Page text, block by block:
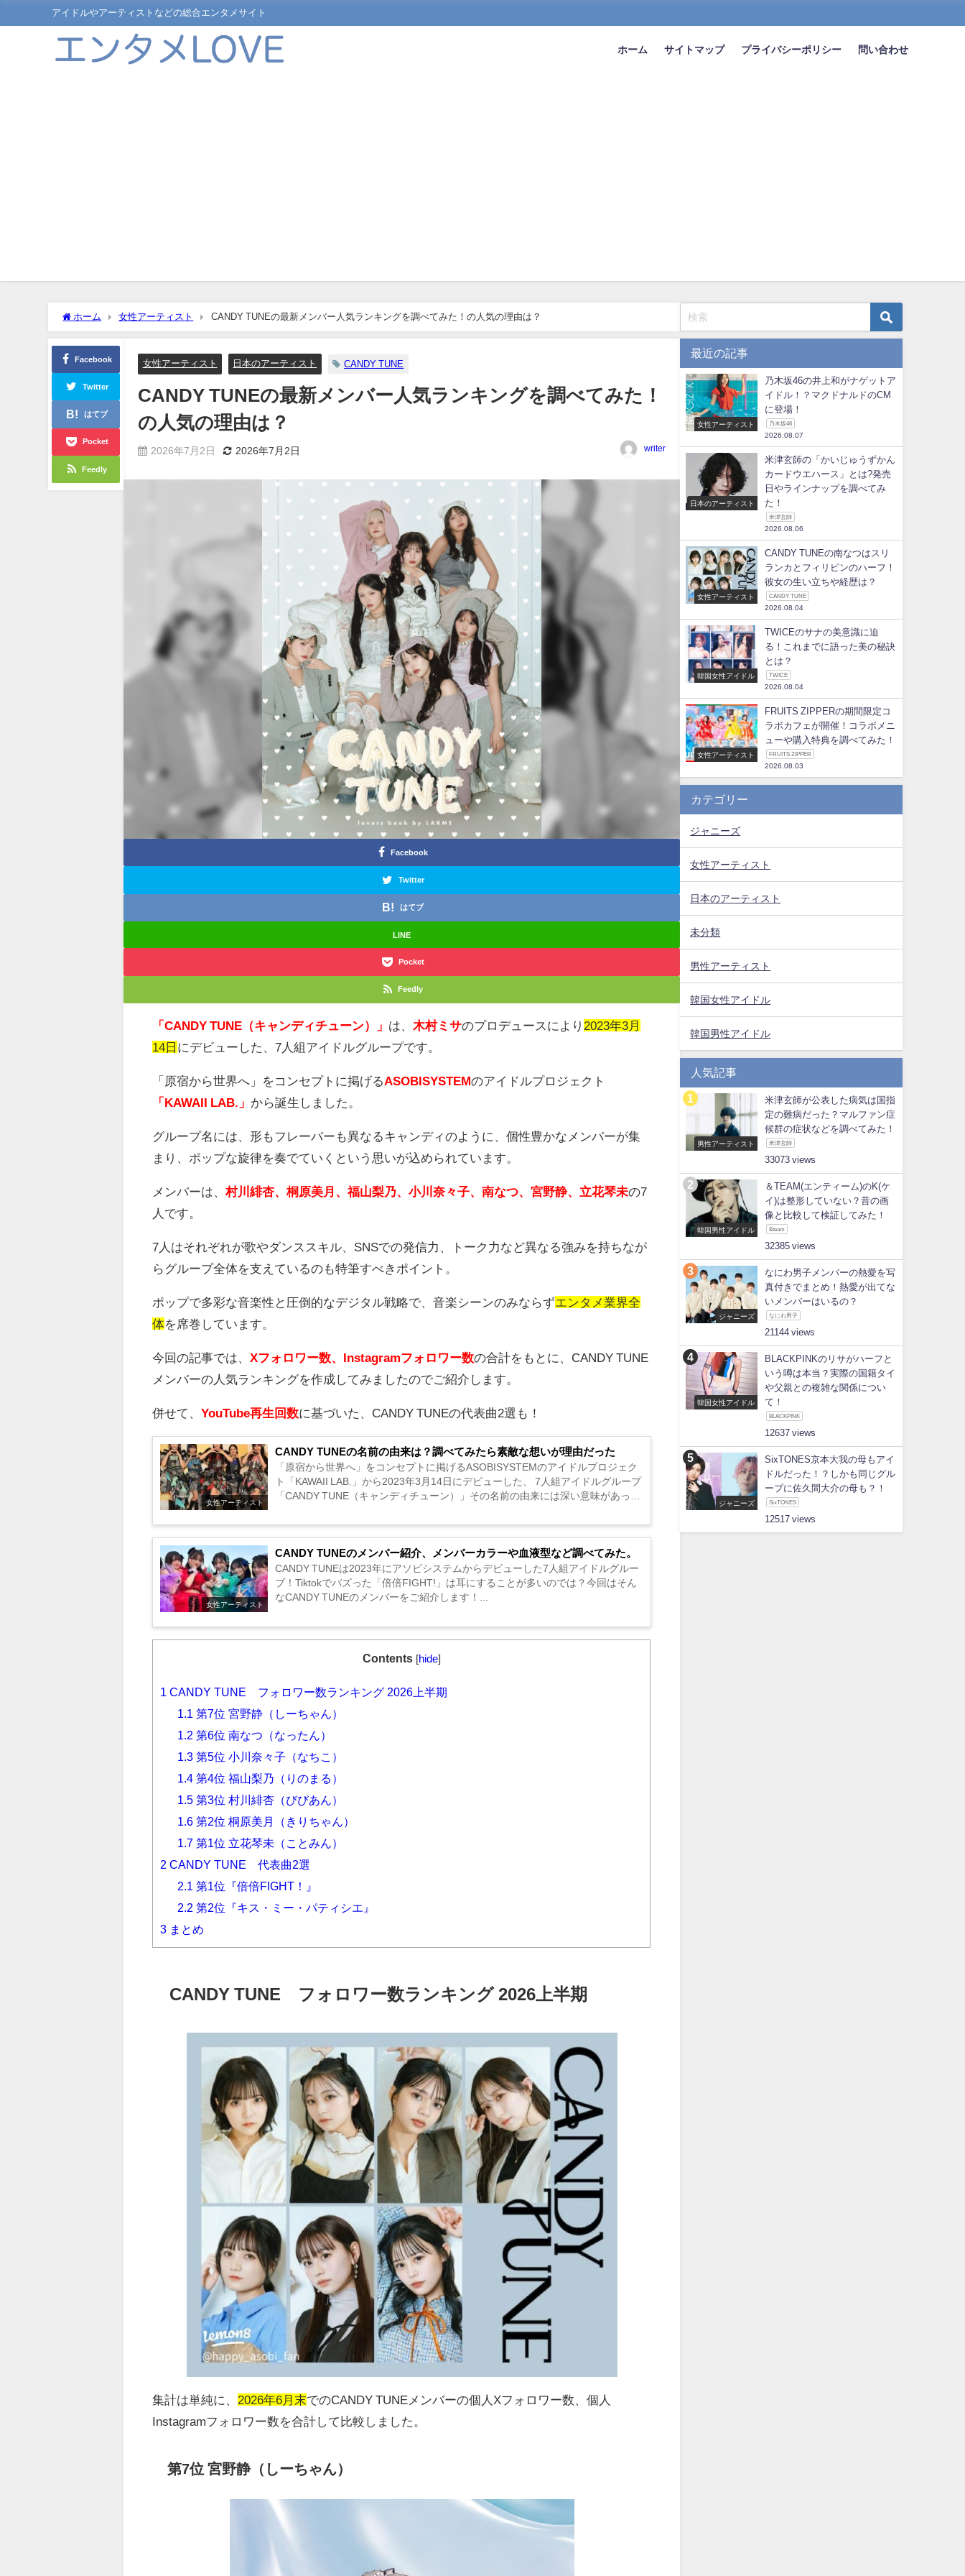
アイドルやアーティストなどの総合エンタメサイト
ホーム サイトマップ プライバシーポリシー 問い合わせ
ホーム 女性アーティスト CANDY TUNEの最新メンバー人気ランキングを調べてみた！の人気の理由は？
Facebook
Twitter
はてブ
Pocket
Feedly
女性アーティスト 日本のアーティスト CANDY TUNE
CANDY TUNEの最新メンバー人気ランキングを調べてみた！
の人気の理由は？
2026年7月2日 2026年7月2日 writer
Facebook
Twitter
はてブ
LINE
Pocket
Feedly
「CANDY TUNE（キャンディチューン）」 は、 木村ミサのプロデュースにより 2023年3月
14日 にデビューした、7 人組アイドルグループです。
「原宿から世界へ」をコンセプトに掲げるASOBISYSTEMのアイドルプロジェクト
「KAWAII LAB.」 から誕生しました。
グループ名には、形もフレーバーも異なるキャンディのように、個性豊かなメンバーが集
まり、ポップな旋律を奏でていくという思いが込められています。
メンバーは、村川緋杏、桐原美月、福山梨乃、小川奈々子、南なつ、宮野静、立花琴未の7
人です。
7 人はそれぞれが歌やダンススキル、 SNSでの発信力、トーク力など異なる強みを持ちなが
らグループ全体を支えているのも特筆すべきポイント。
ポップで多彩な音楽性と圧倒的なデジタル戦略で、音楽シーンのみならずエンタメ業界全
体を席巻しています。
今回の記事では、Xフォロワー数、Instagramフォロワー数の合計をもとに、 CANDY TUNE
メンバーの人気ランキングを作成してみましたのでご紹介します。
併せて、YouTube再生回数に基づいた、CANDY TUNEの代表曲2選も！
女性アーティスト
CANDY TUNEの名前の由来は？調べてみたら素敵な想いが理由だった
「原宿から世界へ」をコンセプトに掲げるASOBISYSTEMのアイドルプロジェク
ト「KAWAII LAB.」から2023年3月14日にデビューした、 7人組アイドルグループ
「CANDY TUNE（キャンディチューン）」その名前の由来には深い意味があった
女性アーティスト
CANDY TUNEのメンバー紹介、メンバーカラーや血液型など調べてみた。
CANDY TUNEは2023年にアソビシステムからデビューした7人組アイドルグルー
プ！Tiktokでバズった「倍倍FIGHT!」は耳にすることが多いのでは？今回はそん
なCANDY TUNEのメンバーをご紹介します！...
Contents [hide]
1 CANDY TUNE フォロワー数ランキング 2026上半期
1.1 第7位 宮野静（しーちゃん）
1.2 第6位 南なつ（なったん）
1.3 第5位 小川奈々子（なちこ）
1.4 第4位 福山梨乃（りのまる）
1.5 第3位 村川緋杏（びびあん）
1.6 第2位 桐原美月（きりちゃん）
1.7 第1位 立花琴未（ことみん）
2 CANDY TUNE 代表曲2選
2.1 第1位『倍倍FIGHT！』
2.2 第2位『キス・ミー・パティシエ』
3 まとめ
CANDY TUNE フォロワー数ランキング 2026上半期
集計は単純に、 2026年6月末でのCANDY TUNE メンバーの個人 Xフォロワー数、個人
Instagramフォロワー数を合計して比較しました。
第7位 宮野静（しーちゃん）
最近の記事
女性アーティスト
乃木坂46の井上和がナゲットア
イドル！？マクドナルドのCM
に登場！
乃木坂46
2026.08.07
日本のアーティスト
米津玄師の「かいじゅうずかん
カードウエハース」とは?発売
日やラインナップを調べてみ
た！
米津玄師
2026.08.06
女性アーティスト
CANDY TUNEの南なつはスリ
ランカとフィリピンのハーフ！
彼女の生い立ちや経歴は？
CANDY TUNE
2026.08.04
韓国女性アイドル
TWICEのサナの美意識に迫
る！これまでに語った美の秘訣
とは？
TWICE
2026.08.04
女性アーティスト
FRUITS ZIPPERの期間限定コ
ラボカフェが開催！コラボメニ
ューや購入特典を調べてみた！
FRUITS ZIPPER
2026.08.03
カテゴリー
ジャニーズ
女性アーティスト
日本のアーティスト
未分類
男性アーティスト
韓国女性アイドル
韓国男性アイドル
人気記事
男性アーティスト
米津玄師が公表した病気は国指
定の難病だった？マルファン症
候群の症状などを調べてみた！
米津玄師
33073
韓国男性アイドル
＆TEAM(エンティーム)のK(ケ
イ)は整形していない？昔の画
像と比較して検証してみた！
&team
32385
ジャニーズ
なにわ男子メンバーの熱愛を写
真付きでまとめ！熱愛が出てな
いメンバーはいるの？
なにわ男子
21144
韓国女性アイドル
BLACKPINKのリサがハーフと
いう噂は本当？実際の国籍タイ
や父親との複雑な関係につい
て！
BLACKPINK
12637
ジャニーズ
SixTONES京本大我の母もアイ
ドルだった！？しかも同じグル
ープに佐久間大介の母も？！
SixTONES
12517